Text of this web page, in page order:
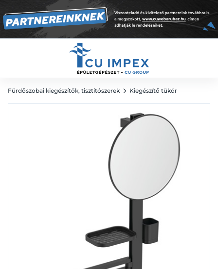
Fürdőszobai kiegészítők, tisztítószerek Kiegészítő tükör
50 726 Ft